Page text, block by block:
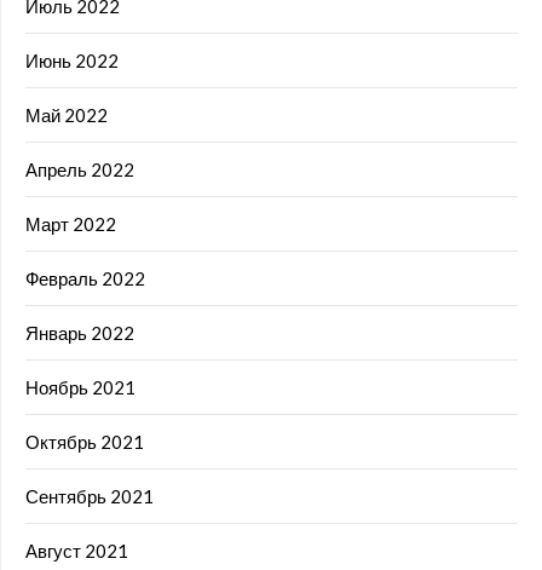
Июль 2022
Июнь 2022
Май 2022
Апрель 2022
Март 2022
Февраль 2022
Январь 2022
Ноябрь 2021
Октябрь 2021
Сентябрь 2021
Август 2021